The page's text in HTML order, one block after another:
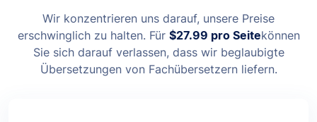
Wir konzentrieren uns darauf, unsere Preise
erschwinglich zu halten. Für $27.99 pro Seitekönnen
Sie sich darauf verlassen, dass wir beglaubigte
Übersetzungen von Fachübersetzern liefern.